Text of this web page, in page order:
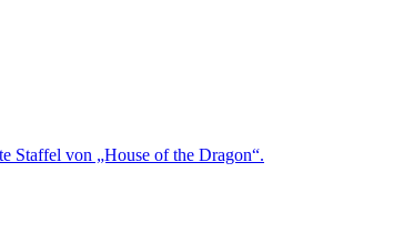
Staffel von „House of the Dragon“.